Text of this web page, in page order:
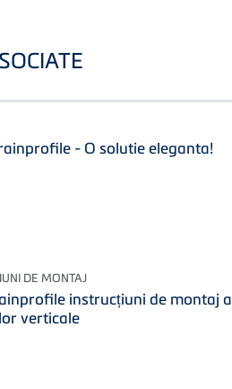
- O solutie eleganta!
DE MONTAJ
instrucțiuni de montaj a
verticale